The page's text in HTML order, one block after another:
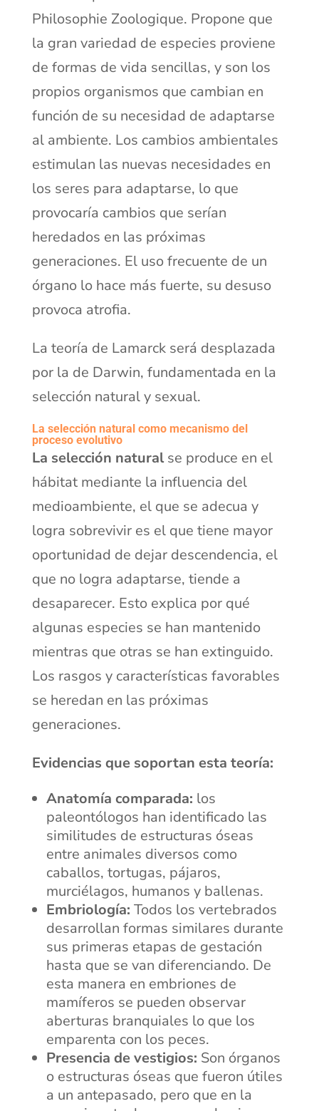
Philosophie Zoologique. Propone que
la gran variedad de especies proviene
de formas de vida sencillas, y son los
propios organismos que cambian en
función de su necesidad de adaptarse
al ambiente. Los cambios ambientales
estimulan las nuevas necesidades en
los seres para adaptarse, lo que
provocaría cambios que serían
heredados en las próximas
generaciones. El uso frecuente de un
órgano lo hace más fuerte, su desuso
provoca atrofia.
La teoría de Lamarck será desplazada
por la de Darwin, fundamentada en la
selección natural y sexual.
La selección natural como mecanismo del
proceso evolutivo
La selección naturalse produce en el
hábitat mediante la influencia del
medioambiente, el que se adecua y
logra sobrevivir es el que tiene mayor
oportunidad de dejar descendencia, el
que no logra adaptarse, tiende a
desaparecer. Esto explica por qué
algunas especies se han mantenido
mientras que otras se han extinguido.
Los rasgos y características favorables
se heredan en las próximas
generaciones.
Evidencias que soportan esta teoría:
Anatomía comparada: los
paleontólogos han identificado las
similitudes de estructuras óseas
entre animales diversos como
caballos, tortugas, pájaros,
murciélagos, humanos y ballenas.
Embriología: Todos los vertebrados
desarrollan formas similares durante
sus primeras etapas de gestación
hasta que se van diferenciando. De
esta manera en embriones de
mamíferos se pueden observar
aberturas branquiales lo que los
emparenta con los peces.
Presencia de vestigios: Son órganos
o estructuras óseas que fueron útiles
a un antepasado, pero que en la